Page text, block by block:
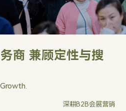
商 兼顾定性与搜
深耕B2B会展营销